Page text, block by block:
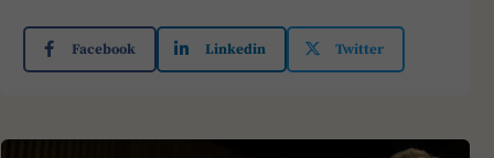
Facebook Linkedin Twitter